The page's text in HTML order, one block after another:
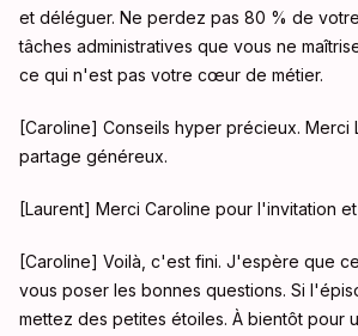
et déléguer. Ne perdez pas 80 % de
tâches administratives que vous ne
ce qui n'est pas votre cœur de métier.
[Caroline] Conseils hyper précieux. Merci
partage généreux.
[Laurent] Merci Caroline pour l'invitation
[Caroline] Voilà, c'est fini. J'espère que
vous poser les bonnes questions. Si
mettez des petites étoiles. À bientôt pour